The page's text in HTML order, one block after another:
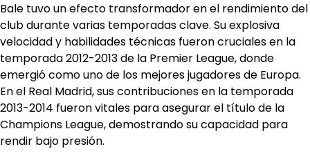
Bale tuvo un efecto transformador en el rendimiento del
club durante varias temporadas clave. Su explosiva
velocidad y habilidades técnicas fueron cruciales en la
temporada 2012-2013 de la Premier League, donde
emergió como uno de los mejores jugadores de Europa.
En el Real Madrid, sus contribuciones en la temporada
2013-2014 fueron vitales para asegurar el título de la
Champions League, demostrando su capacidad para
rendir bajo presión.